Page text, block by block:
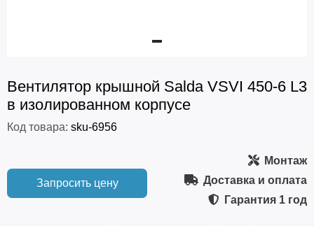
Вентилятор крышной Salda VSVI 450-6 L3
в изолированном корпусе
Код товара: sku-6956
Запросить цену
Монтаж
Доставка и оплата
Гарантия 1 год